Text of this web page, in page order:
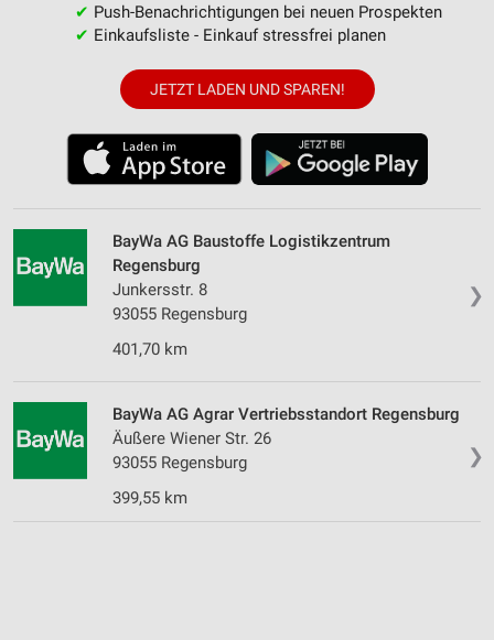
✔ Push-Benachrichtigungen bei neuen Prospekten
✔ Einkaufsliste - Einkauf stressfrei planen
JETZT LADEN UND SPAREN!
❯
BayWa AG Baustoffe Logistikzentrum
Regensburg
Junkersstr. 8
93055 Regensburg
401,70 km
❯
BayWa AG Agrar Vertriebsstandort Regensburg
Äußere Wiener Str. 26
93055 Regensburg
399,55 km